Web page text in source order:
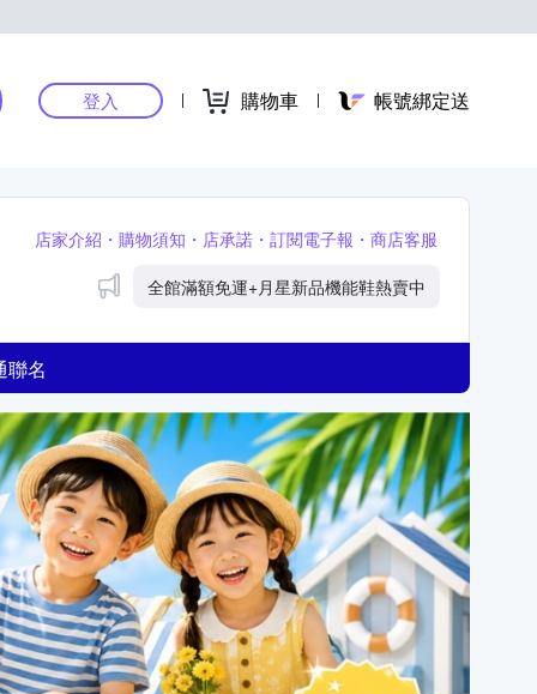
登入 購物車 帳號綁定送
店家介紹 購物須知 店承諾 訂閱電子報
商店客服
公告全館滿額免運+月星新品機能鞋熱賣中
聯名